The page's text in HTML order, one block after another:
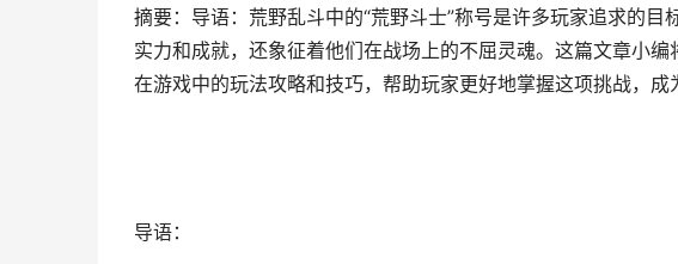
摘要：导语：荒野乱斗中的“荒野斗士”称号是许多玩家追求的
实力和成就，还象征着他们在战场上的不屈灵魂。这篇文章小
在游戏中的玩法攻略和技巧，帮助玩家更好地掌握这项挑战，
导语：